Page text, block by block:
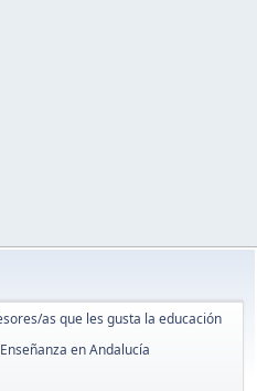
as que les gusta la educación
en Andalucía